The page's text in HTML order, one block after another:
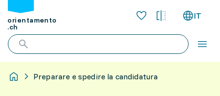
orientamento
.ch
IT
Preparare e spedire la candidatura